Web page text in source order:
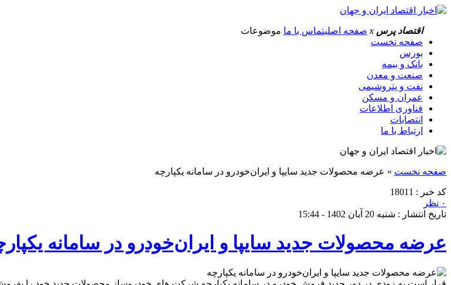
اقتصاد پرس x صفحه اصلیتماس با ما موضوعات
صفحه نخست
بورس
بانک و بیمه
صنعت و معدن
نفت و پتروشیمی
عمران و مسکن
فناوری اطلاعات
انتصابات
ارتباط با ما
صفحه نخست » عرضه محصولات جدید سایپا و ایران‌خودرو در سامانه یکپارچه
کد خبر : 18011
۰ نظر
تاریخ انتشار : شنبه 20 آبان 1402 - 15:44
عرضه محصولات جدید سایپا و ایران‌خودرو در سامانه